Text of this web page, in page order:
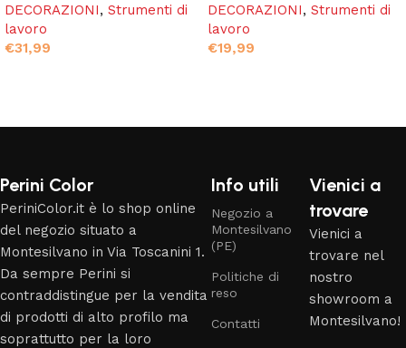
DECORAZIONI, Strumenti di
lavoro
€31,99
DECORAZIONI, Strumenti di
lavoro
€19,99
Perini Color
PeriniColor.it è lo shop online
del negozio situato a
Montesilvano in Via Toscanini 1.
Da sempre Perini si
contraddistingue per la vendita
di prodotti di alto profilo ma
soprattutto per la loro
Info utili
Negozio a
Montesilvano
(PE)
Politiche di
reso
Contatti
Vienici a
trovare
Vienici a
trovare nel
nostro
showroom a
Montesilvano!